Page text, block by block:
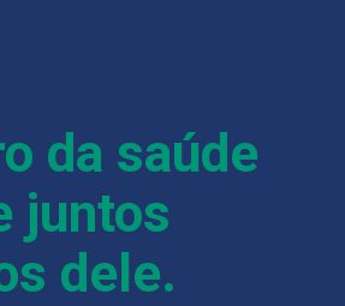
da saúde
juntos
dele.